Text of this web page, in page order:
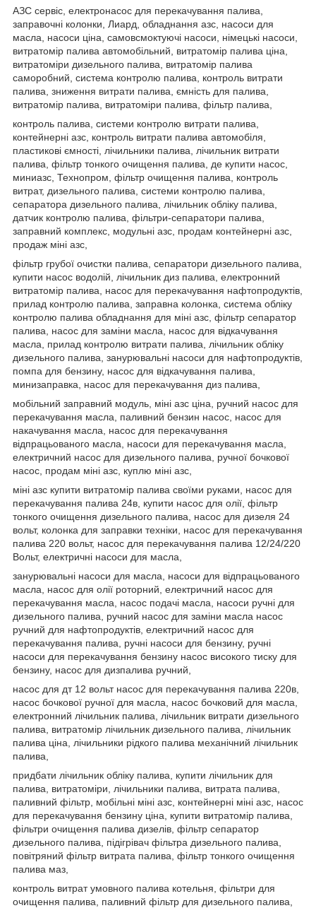
АЗС сервіс, електронасос для перекачування палива,
заправочні колонки, Лиард, обладнання азс, насоси для
масла, насоси ціна, самовсмоктуючі насоси, німецькі насоси,
витратомір палива автомобільний, витратомір палива ціна,
витратоміри дизельного палива, витратомір палива
саморобний, система контролю палива, контроль витрати
палива, зниження витрати палива, ємність для палива,
витратомір палива, витратоміри палива, фільтр палива,
контроль палива, системи контролю витрати палива,
контейнерні азс, контроль витрати палива автомобіля,
пластикові ємності, лічильники палива, лічильник витрати
палива, фільтр тонкого очищення палива, де купити насос,
миниазс, Технопром, фільтр очищення палива, контроль
витрат, дизельного палива, системи контролю палива,
сепаратора дизельного палива, лічильник обліку палива,
датчик контролю палива, фільтри-сепаратори палива,
заправний комплекс, модульні азс, продам контейнерні азс,
продаж міні азс,
фільтр грубої очистки палива, сепаратори дизельного палива,
купити насос водолій, лічильник диз палива, електронний
витратомір палива, насос для перекачування нафтопродуктів,
прилад контролю палива, заправна колонка, система обліку
контролю палива обладнання для міні азс, фільтр сепаратор
палива, насос для заміни масла, насос для відкачування
масла, прилад контролю витрати палива, лічильник обліку
дизельного палива, занурювальні насоси для нафтопродуктів,
помпа для бензину, насос для відкачування палива,
минизаправка, насос для перекачування диз палива,
мобільний заправний модуль, міні азс ціна, ручний насос для
перекачування масла, паливний бензин насос, насос для
накачування масла, насос для перекачування
відпрацьованого масла, насоси для перекачування масла,
електричний насос для дизельного палива, ручної бочкової
насос, продам міні азс, куплю міні азс,
міні азс купити витратомір палива своїми руками, насос для
перекачування палива 24в, купити насос для олії, фільтр
тонкого очищення дизельного палива, насос для дизеля 24
вольт, колонка для заправки техніки, насос для перекачування
палива 220 вольт, насос для перекачування палива 12/24/220
Вольт, електричні насоси для масла,
занурювальні насоси для масла, насоси для відпрацьованого
масла, насос для олії роторний, електричний насос для
перекачування масла, насос подачі масла, насоси ручні для
дизельного палива, ручний насос для заміни масла насос
ручний для нафтопродуктів, електричний насос для
перекачування палива, ручні насоси для бензину, ручні
насоси для перекачування бензину насос високого тиску для
бензину, насос для дизпалива ручний,
насос для дт 12 вольт насос для перекачування палива 220в,
насос бочкової ручної для масла, насос бочковий для масла,
електронний лічильник палива, лічильник витрати дизельного
палива, витратомір лічильник дизельного палива, лічильник
палива ціна, лічильники рідкого палива механічний лічильник
палива,
придбати лічильник обліку палива, купити лічильник для
палива, витратоміри, лічильники палива, витрата палива,
паливний фільтр, мобільні міні азс, контейнерні міні азс, насос
для перекачування бензину ціна, купити витратомір палива,
фільтри очищення палива дизелів, фільтр сепаратор
дизельного палива, підігрівач фільтра дизельного палива,
повітряний фільтр витрата палива, фільтр тонкого очищення
палива маз,
контроль витрат умовного палива котельня, фільтри для
очищення палива, паливний фільтр для дизельного палива,